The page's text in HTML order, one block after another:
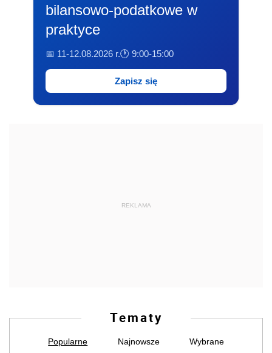
bilansowo-podatkowe w
praktyce
📅 11-12.08.2026 r.🕐 9:00-15:00
Zapisz się
REKLAMA
Tematy
Popularne Najnowsze Wybrane